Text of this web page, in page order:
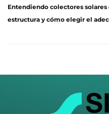
Entendiendo colectores
estructura y cómo elegir el